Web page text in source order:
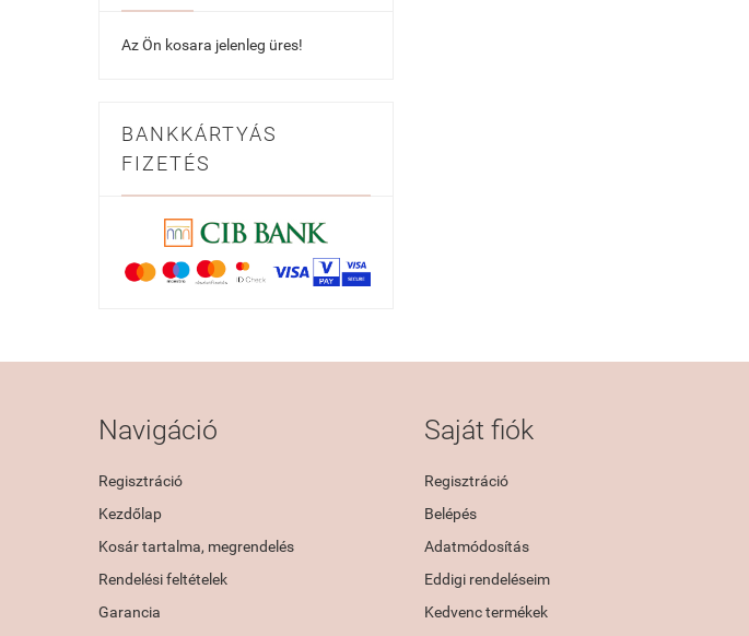
Az Ön kosara jelenleg üres!
BANKKÁRTYÁS
FIZETÉS
Navigáció
Regisztráció
Kezdőlap
Kosár tartalma, megrendelés
Rendelési feltételek
Garancia
Saját fiók
Regisztráció
Belépés
Adatmódosítás
Eddigi rendeléseim
Kedvenc termékek